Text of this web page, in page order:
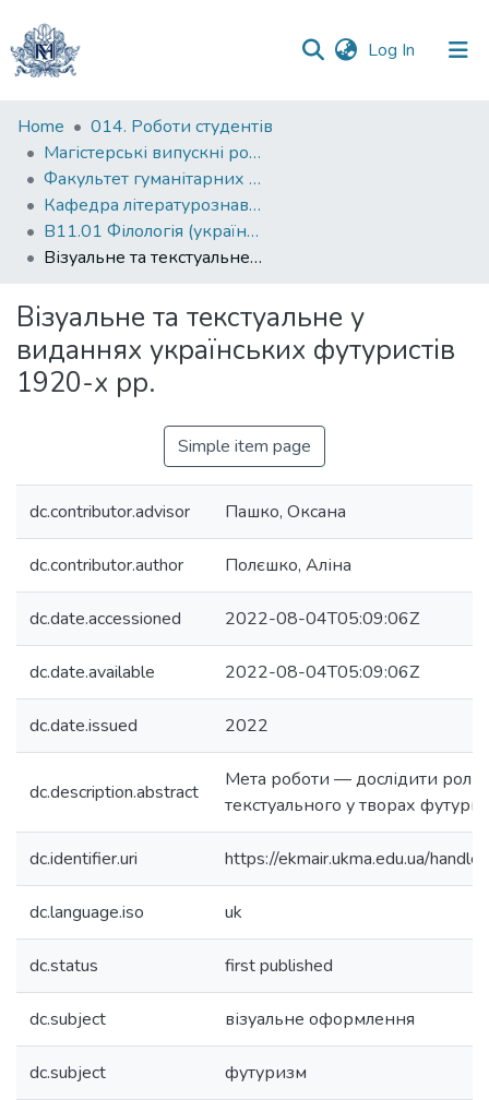
Log In (current)
Communities
&
Collections
All of DSpace
Home
014. Роботи студентів
Магістерські випускні роботи
Факультет гуманітарних наук
Кафедра літературознавства
В11.01 Філологія (українська мова та література)
Візуальне та текстуальне у виданнях українських футуристів 1920-х рр.
Візуальне та текстуальне у
виданнях українських футуристів
1920-х рр.
Simple item page
dc.contributor.advisor Пашко, Оксана
dc.contributor.author Полєшко, Аліна
dc.date.accessioned 2022-08-04T05:09:06Z
dc.date.available 2022-08-04T05:09:06Z
dc.date.issued 2022
dc.description.abstract
Мета роботи — дослідити роль
текстуального у творах
dc.identifier.uri https://ekmair.ukma.edu.ua/
dc.language.iso uk
dc.status first published
dc.subject візуальне оформлення
dc.subject футуризм